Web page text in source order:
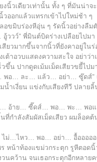
งนิ้วเดียวเท่านั้น ทั้ง ๆ ที่มันน่าจ
ออกแล้วแทรกเข้าไปใหม่ช้า ๆ
อขมิบร่องหีอุ่น ๆ รัดนิ้วอย่างลืม
ววว์” พี่มินต์บิดร่างเปลือยไปม
สียวมากขึ้นจากนิ้วที่ยังคาอยู่ใน
ต้าอวบแสดงความสะใจ อย่าว่า
ขึ้น ปากดูดเม้มเม็ดเสียวขยี้ไปม
พอ… ละ… แล้ว… อย่า… ซู๊ดส์”
น้ำเงี่ยน แข่งกับเสียงทีวี ปลายลิ้
อ้าย… ซี๊ดส์… พอ… พะ… พอแ
ที่กำลังสัมผัสเม็ดเสียว ผมล็อค
ม่…ไหว… พอ… อย่า… อื้อออออ
หน้าท้องแขม่วกระตุก รูหีตอด
วนคว้าน จนเธอกระตุกอีกหลาย